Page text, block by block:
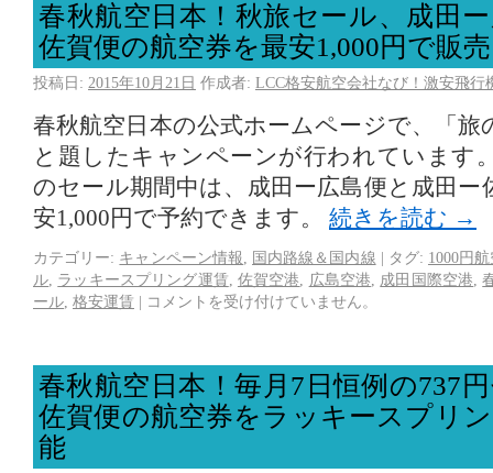
春秋航空日本！秋旅セール、成田
佐賀便の航空券を最安1,000円で販売
投稿日: 2015年10月21日 作成者: LCC格安航空会社なび！激安飛行
春秋航空日本の公式ホームページで、「旅
と題したキャンペーンが行われています
のセール期間中は、成田ー広島便と成田ー
安1,000円で予約できます。 続きを読む →
カテゴリー: キャンペーン情報 国内路線＆国内線 | タグ: 1000円
ル ラッキースプリング運賃 佐賀空港 広島空港 成田国際空港 ,
ール 格安運賃 | コメントを受け付けていません。
春秋航空日本！毎月7日恒例の737
佐賀便の航空券をラッキースプリ
能